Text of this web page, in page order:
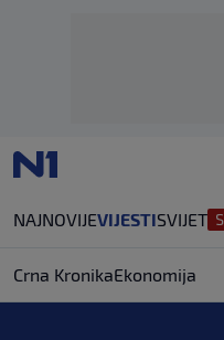
NAJNOVIJEVIJESTISVIJET
Crna KronikaEkonomija